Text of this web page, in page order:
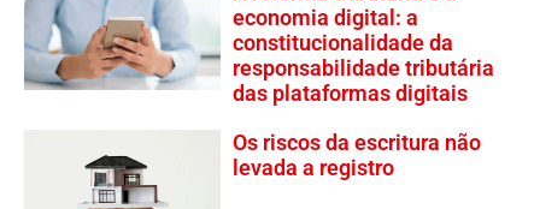
economia digital: a
constitucionalidade da
responsabilidade tributária
das plataformas digitais
Os riscos da escritura não
levada a registro